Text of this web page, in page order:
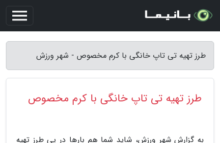
طرز تهیه تی تاپ خانگی با کرم مخصوص - شهر ورزش
طرز تهیه تی تاپ خانگی با کرم مخصوص
به گزارش شهر ورزش، شاید شما هم بارها در پی طرز تهیه